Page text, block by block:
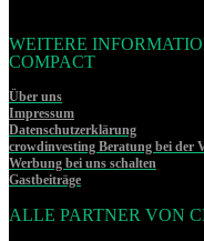
WEITERE
COMPACT
Über uns
Impressum
Datenschutzerklärung
crowdinvesting Beratung bei der
Werbung bei uns schalten
Gastbeiträge
ALLE PARTNER VON